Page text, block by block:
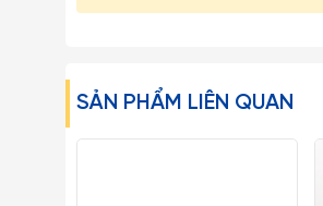
SẢN PHẨM LIÊN QUAN